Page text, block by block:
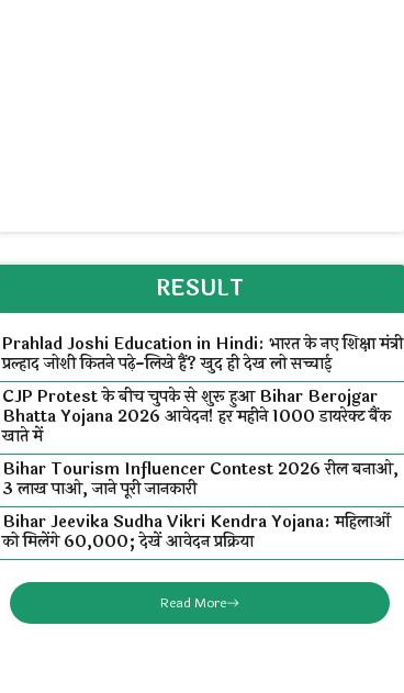
RESULT
Prahlad Joshi Education in Hindi: भारत के नए शिक्षा मंत्री
प्रल्हाद जोशी कितने पढ़े-लिखे हैं? खुद ही देख लो सच्चाई
CJP Protest के बीच चुपके से शुरू हुआ Bihar Berojgar
Bhatta Yojana 2026 आवेदन! हर महीने ₹1000 डायरेक्ट बैंक
खाते में
Bihar Tourism Influencer Contest 2026 रील बनाओ,
₹3 लाख पाओ, जाने पूरी जानकारी
Bihar Jeevika Sudha Vikri Kendra Yojana: महिलाओं
को मिलेंगे ₹60,000; देखें आवेदन प्रक्रिया
Read More